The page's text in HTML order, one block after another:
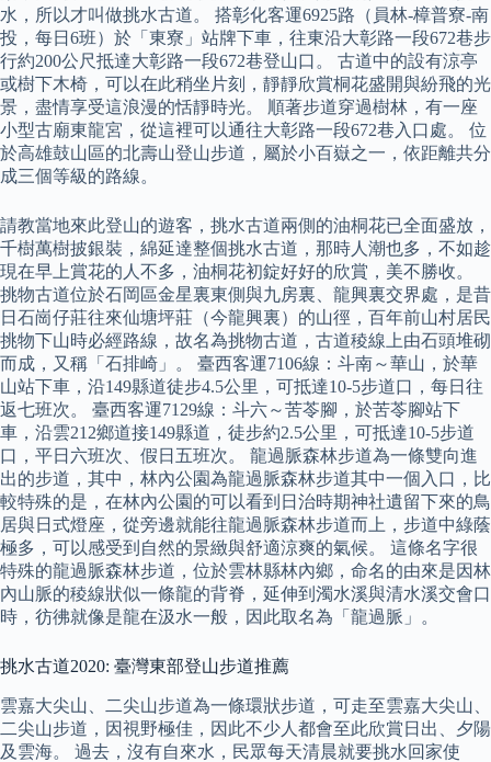
水，所以才叫做挑水古道。 搭彰化客運6925路（員林-樟普寮-南
投，每日6班）於「東寮」站牌下車，往東沿大彰路一段672巷步
行約200公尺抵達大彰路一段672巷登山口。 古道中的設有涼亭
或樹下木椅，可以在此稍坐片刻，靜靜欣賞桐花盛開與紛飛的光
景，盡情享受這浪漫的恬靜時光。 順著步道穿過樹林，有一座
小型古廟東龍宮，從這裡可以通往大彰路一段672巷入口處。 位
於高雄鼓山區的北壽山登山步道，屬於小百嶽之一，依距離共分
成三個等級的路線。
請教當地來此登山的遊客，挑水古道兩側的油桐花已全面盛放，
千樹萬樹披銀裝，綿延達整個挑水古道，那時人潮也多，不如趁
現在早上賞花的人不多，油桐花初錠好好的欣賞，美不勝收。
挑物古道位於石岡區金星裏東側與九房裏、龍興裏交界處，是昔
日石崗仔莊往來仙塘坪莊（今龍興裏）的山徑，百年前山村居民
挑物下山時必經路線，故名為挑物古道，古道稜線上由石頭堆砌
而成，又稱「石排崎」。 臺西客運7106線：斗南～華山，於華
山站下車，沿149縣道徒步4.5公里，可抵達10-5步道口，每日往
返七班次。 臺西客運7129線：斗六～苦苓腳，於苦苓腳站下
車，沿雲212鄉道接149縣道，徒步約2.5公里，可抵達10-5步道
口，平日六班次、假日五班次。 龍過脈森林步道為一條雙向進
出的步道，其中，林內公園為龍過脈森林步道其中一個入口，比
較特殊的是，在林內公園的可以看到日治時期神社遺留下來的鳥
居與日式燈座，從旁邊就能往龍過脈森林步道而上，步道中綠蔭
極多，可以感受到自然的景緻與舒適涼爽的氣候。 這條名字很
特殊的龍過脈森林步道，位於雲林縣林內鄉，命名的由來是因林
內山脈的稜線狀似一條龍的背脊，延伸到濁水溪與清水溪交會口
時，彷彿就像是龍在汲水一般，因此取名為「龍過脈」。
挑水古道2020: 臺灣東部登山步道推薦
雲嘉大尖山、二尖山步道為一條環狀步道，可走至雲嘉大尖山、
二尖山步道，因視野極佳，因此不少人都會至此欣賞日出、夕陽
及雲海。 過去，沒有自來水，民眾每天清晨就要挑水回家使